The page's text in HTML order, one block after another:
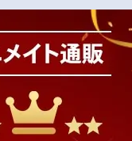
マンガ・ラノベ